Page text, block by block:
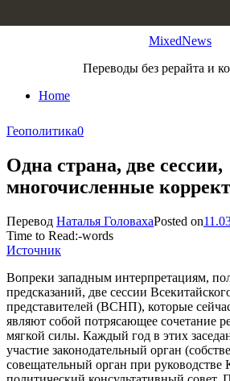
MixedNews
Переводы без рерайта и
Home
Геополитика0
Одна страна, две сессии,
многочисленные
Перевод Наталья ГоловахаPosted on
Time to Read:-words
Источник
Вопреки западным интерпретациям,
предсказаний, две сессии
представителей (ВСНП), которые
являют собой потрясающее сочетание
мягкой силы. Каждый год в этих
участие законодательный орган
совещательный орган при